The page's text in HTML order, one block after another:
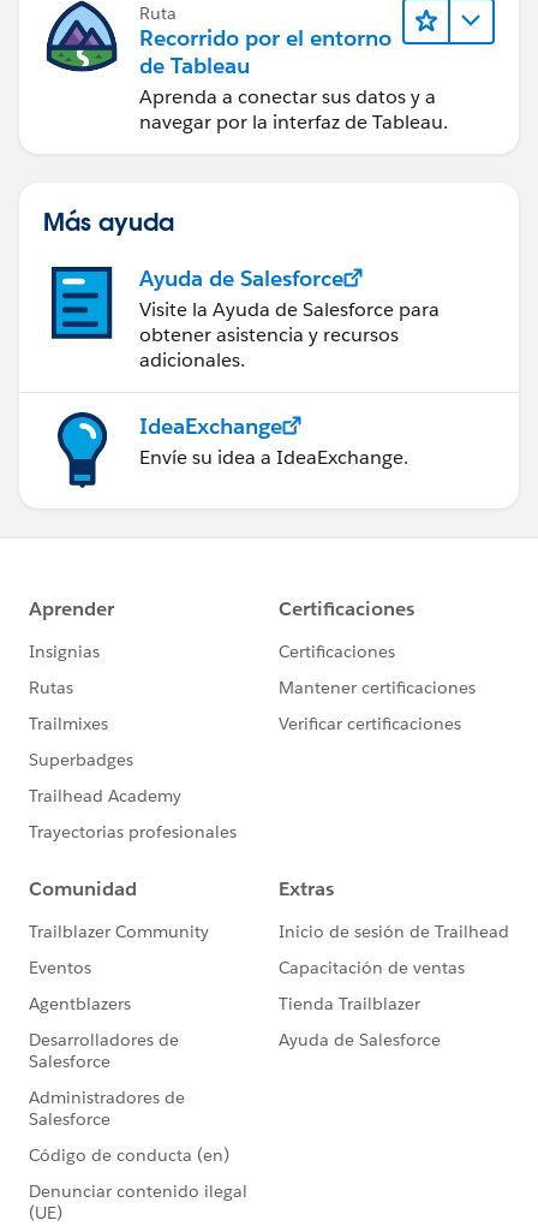
Ruta
Recorrido por el entorno
de Tableau
Aprenda a conectar sus datos y a
navegar por la interfaz de Tableau.
Más ayuda
Ayuda de Salesforce
Visite la Ayuda de Salesforce para
obtener asistencia y recursos
adicionales.
IdeaExchange
Envíe su idea a IdeaExchange.